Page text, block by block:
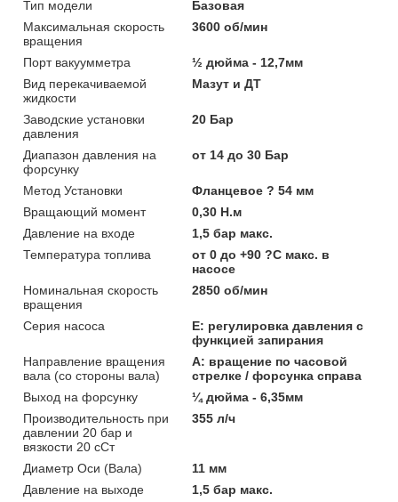
Тип модели
Базовая
Максимальная скорость
вращения
3600 об/мин
Порт вакуумметра
½ дюйма - 12,7мм
Вид перекачиваемой
жидкости
Мазут и ДТ
Заводские установки
давления
20 Бар
Диапазон давления на
форсунку
от 14 до 30 Бар
Метод Установки
Фланцевое ? 54 мм
Вращающий момент
0,30 Н.м
Давление на входе
1,5 бар макс.
Температура топлива
от 0 до +90 ?C макс. в
насосе
Номинальная скорость
вращения
2850 об/мин
Серия насоса
E: регулировка давления с
функцией запирания
Направление вращения
вала (со стороны вала)
A: вращение по часовой
стрелке / форсунка справа
Выход на форсунку
¼ дюйма - 6,35мм
Производительность при
давлении 20 бар и
вязкости 20 сСт
355 л/ч
Диаметр Оси (Вала)
11 мм
Давление на выходе
1,5 бар макс.